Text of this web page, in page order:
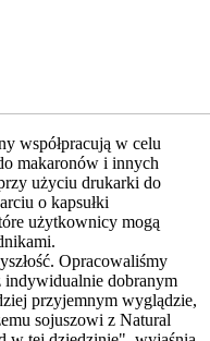
współpracują w celu
makaronów i innych
użyciu drukarki do
o kapsułki
użytkownicy mogą
Opracowaliśmy
indywidualnie dobranym
przyjemnym wyglądzie,
sojuszowi z Natural